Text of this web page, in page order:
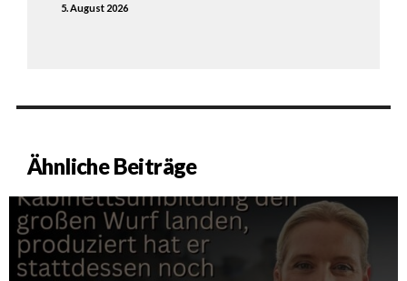
5. August 2026
Ähnliche Beiträge